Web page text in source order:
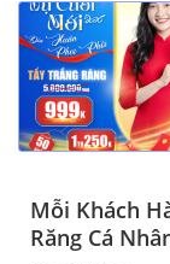
Mỗi Khách
Răng Cá